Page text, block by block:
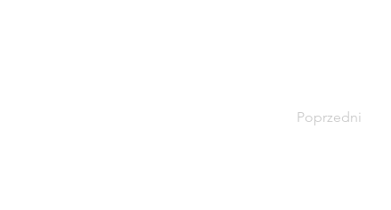
Poprzedni